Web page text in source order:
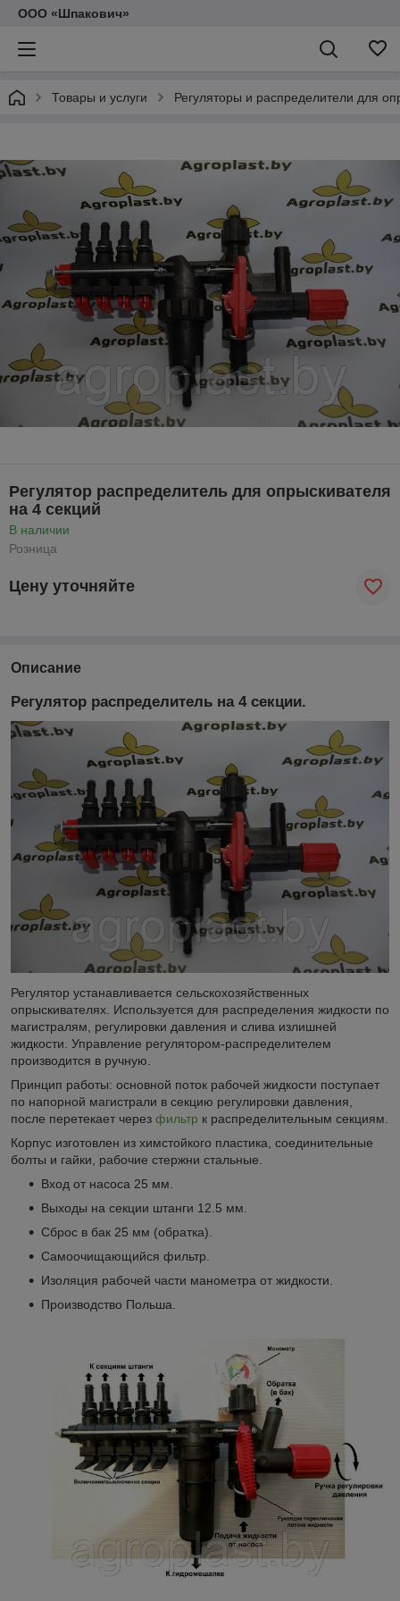
ООО «Шпакович»
Товары и услуги Регуляторы и распределители для
Регулятор распределитель для опрыскивателя
на 4 секций
В наличии
Розница
Цену уточняйте
Описание
Регулятор распределитель на 4 секции.
Регулятор устанавливается сельскохозяйственных
опрыскивателях. Используется для распределения жидкости по
магистралям, регулировки давления и слива излишней
жидкости. Управление регулятором-распределителем
производится в ручную.
Принцип работы: основной поток рабочей жидкости поступает
по напорной магистрали в секцию регулировки давления,
после перетекает через фильтр к распределительным секциям.
Корпус изготовлен из химстойкого пластика, соединительные
болты и гайки, рабочие стержни стальные.
Вход от насоса 25 мм.
Выходы на секции штанги 12.5 мм.
Сброс в бак 25 мм (обратка).
Самоочищающийся фильтр.
Изоляция рабочей части манометра от жидкости.
Производство Польша.